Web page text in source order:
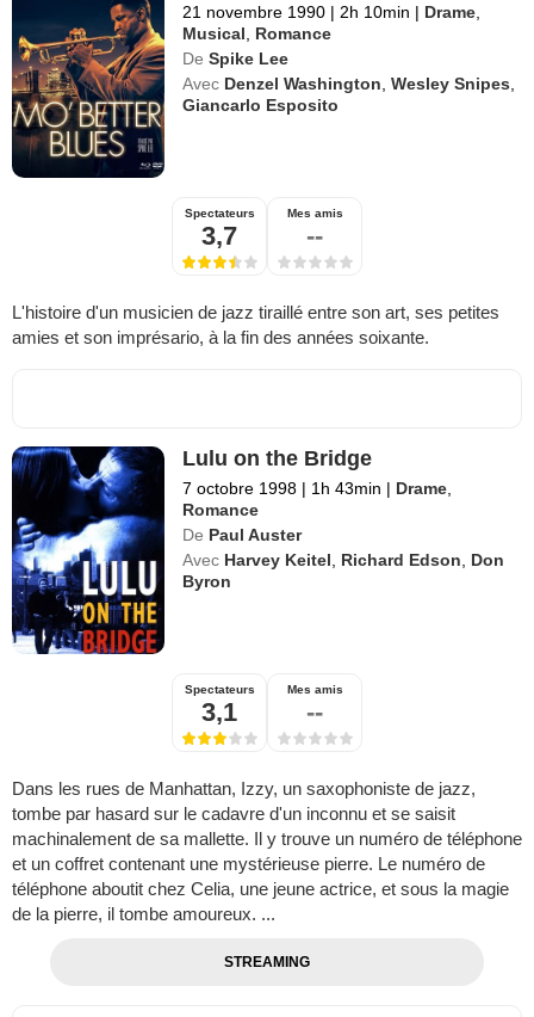
21 novembre 1990 | 2h 10min | Drame
Musical
Romance
De Spike Lee
Avec Denzel Washington ,Wesley Snipes
Giancarlo Esposito
Spectateurs
3,7
Mes amis
--
L'histoire d'un musicien de jazz tiraillé entre son art, ses petites
amies et son imprésario, à la fin des années soixante.
Lulu on the Bridge
7 octobre 1998 | 1h 43min | Drame
Romance
De Paul Auster
Avec Harvey Keitel Richard Edson
Don
Byron
Spectateurs
3,1
Mes amis
--
Dans les rues de Manhattan, Izzy, un saxophoniste de jazz,
tombe par hasard sur le cadavre d'un inconnu et se saisit
machinalement de sa mallette. Il y trouve un numéro de téléphone
et un coffret contenant une mystérieuse pierre. Le numéro de
téléphone aboutit chez Celia, une jeune actrice, et sous la magie
de la pierre, il tombe amoureux. ...
STREAMING